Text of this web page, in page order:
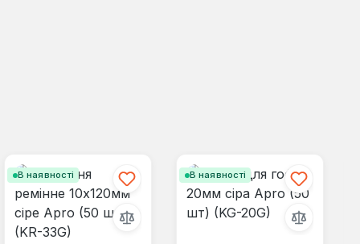
В наявності В наявності